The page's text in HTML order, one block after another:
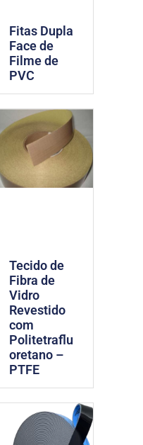
Fitas Dupla
Face de
Filme de
PVC
Tecido de
Fibra de
Vidro
Revestido
com
Politetraflu
oretano –
PTFE